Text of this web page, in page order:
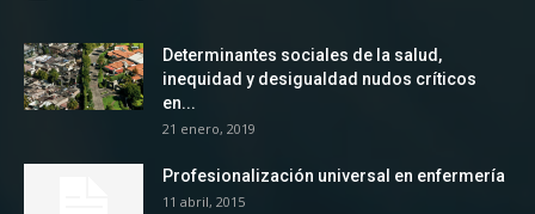
Determinantes sociales de la salud,
inequidad y desigualdad nudos críticos
en...
21 enero, 2019
Profesionalización universal en enfermería
11 abril, 2015